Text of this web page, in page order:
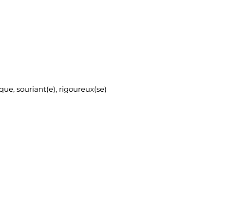
souriant(e), rigoureux(se)